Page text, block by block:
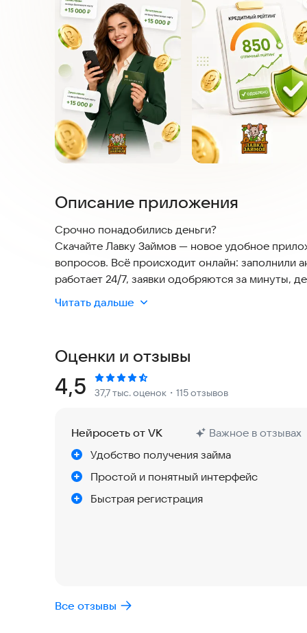
Описание приложения
Срочно понадобились деньги?
Скачайте Лавку Займов — новое удобное
вопросов. Всё происходит онлайн: заполнили
работает 24/7, заявки одобряются за минуты,
Преимущества Лавки Займов:
Первый займ — под 0%. Максимальная
Доступно даже при плохой кредитной истории
Как получить займ через Лавку Займов:
Читать дальше
Оценки и отзывы
Рейтинг:
4,5 37,7 тыс. оценок ・115 отзывов
Нейросеть от VK
Важное в отзывах
Удобство получения займа
Простой и понятный интерфейс
Быстрая регистрация
Все отзывы